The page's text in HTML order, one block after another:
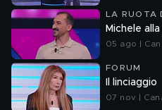
LA RUOTA
Michele
05 ago |
FORUM
Il linciaggio
07 nov |